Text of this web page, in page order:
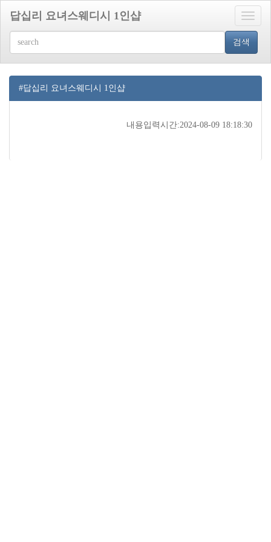
Toggle
답십리 요녀스웨디시 1인샵
검색
#답십리 요녀스웨디시 1인샵
내용입력시간:2024-08-09 18:18:30